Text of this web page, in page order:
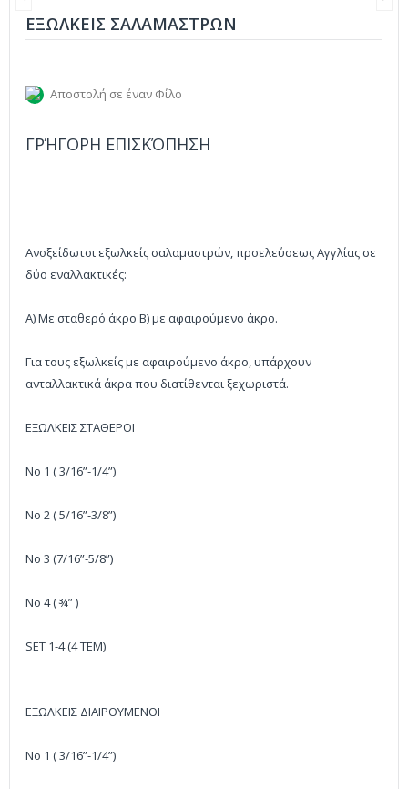
ΕΞΩΛΚΕΙΣ ΣΑΛΑΜΑΣΤΡΩΝ
Αποστολή σε έναν Φίλο
ΓΡΉΓΟΡΗ ΕΠΙΣΚΌΠΗΣΗ
Ανοξείδωτοι εξωλκείς σαλαμαστρών, προελεύσεως Αγγλίας σε
δύο εναλλακτικές:
Α) Με σταθερό άκρο Β) με αφαιρούμενο άκρο.
Για τους εξωλκείς με αφαιρούμενο άκρο, υπάρχουν
ανταλλακτικά άκρα που διατίθενται ξεχωριστά.
ΕΞΩΛΚΕΙΣ ΣΤΑΘΕΡΟΙ
Νο 1 ( 3/16”-1/4”)
No 2 ( 5/16”-3/8”)
No 3 (7/16”-5/8”)
No 4 ( ¾” )
SET 1-4 (4 TEM)
ΕΞΩΛΚΕΙΣ ΔΙΑΙΡΟΥΜΕΝΟΙ
Νο 1 ( 3/16”-1/4”)